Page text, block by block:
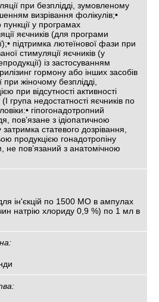
при безплідді, зумовленому
визрівання фолікулів;•
пункції у програмах
яєчників (для програми
підтримка лютеїнової фази при
стимуляції яєчників (у
із застосуванням
гормону або інших засобів
при жіночому безплідді,
при відсутності активності
група недостатності яєчників по
гіпогонадотропний
пов’язане з ідіопатичною
статевого дозрівання,
продукцією гонадотропіну
не пов’язаний з анатомічною
ін'єкцій по 1500 МО в ампулах
натрію хлориду 0,9 %) по 1 мл в